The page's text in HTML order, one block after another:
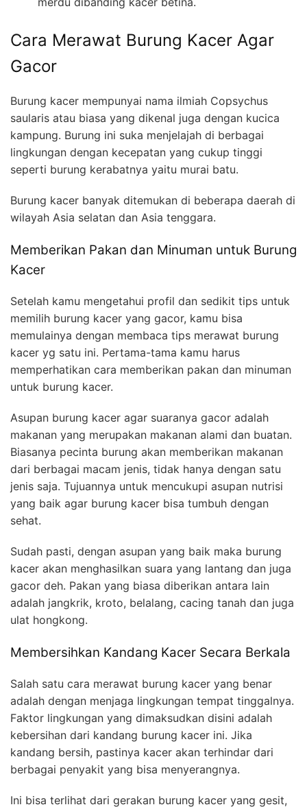
Cara Merawat Burung Kacer Agar
Gacor
Burung kacer mempunyai nama ilmiah Copsychus
saularis atau biasa yang dikenal juga dengan kucica
kampung. Burung ini suka menjelajah di berbagai
lingkungan dengan kecepatan yang cukup tinggi
seperti burung kerabatnya yaitu murai batu.
Burung kacer banyak ditemukan di beberapa daerah di
wilayah Asia selatan dan Asia tenggara.
Memberikan Pakan dan Minuman untuk Burung
Kacer
Setelah kamu mengetahui profil dan sedikit tips untuk
memilih burung kacer yang gacor, kamu bisa
memulainya dengan membaca tips merawat burung
kacer yg satu ini. Pertama-tama kamu harus
memperhatikan cara memberikan pakan dan minuman
untuk burung kacer.
Asupan burung kacer agar suaranya gacor adalah
makanan yang merupakan makanan alami dan buatan.
Biasanya pecinta burung akan memberikan makanan
dari berbagai macam jenis, tidak hanya dengan satu
jenis saja. Tujuannya untuk mencukupi asupan nutrisi
yang baik agar burung kacer bisa tumbuh dengan
sehat.
Sudah pasti, dengan asupan yang baik maka burung
kacer akan menghasilkan suara yang lantang dan juga
gacor deh. Pakan yang biasa diberikan antara lain
adalah jangkrik, kroto, belalang, cacing tanah dan juga
ulat hongkong.
Membersihkan Kandang Kacer Secara Berkala
Salah satu cara merawat burung kacer yang benar
adalah dengan menjaga lingkungan tempat tinggalnya.
Faktor lingkungan yang dimaksudkan disini adalah
kebersihan dari kandang burung kacer ini. Jika
kandang bersih, pastinya kacer akan terhindar dari
berbagai penyakit yang bisa menyerangnya.
Ini bisa terlihat dari gerakan burung kacer yang gesit,